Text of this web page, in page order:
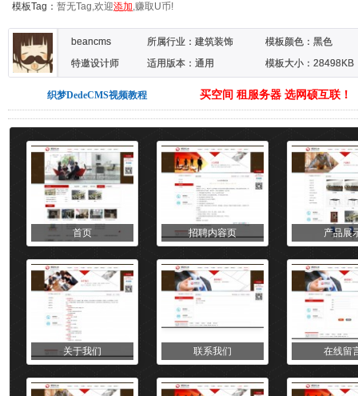
模板Tag： 暂无Tag,欢迎添加,赚取U币!
beancms
特邀设计师
所属行业： 建筑装饰 模板颜色： 黑色
适用版本：通用
模板大小：28498KB
织梦DedeCMS视频教程 买空间 租服务器 选网硕互联！
首页 招聘内容页 产品展
关于我们 联系我们 在线留